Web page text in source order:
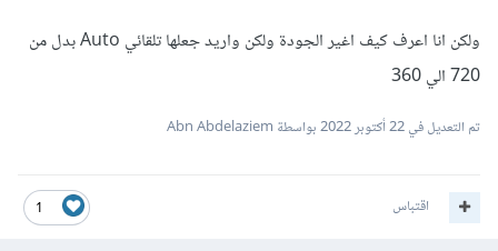
ولكن انا اعرف كيف اغير الجودة ولكن واريد جعلها تلقائي Auto بدل من
720 الي 360
تم التعديل في22 أكتوبر 2022 بواسطة Abn Abdelaziem
1 اقتباس